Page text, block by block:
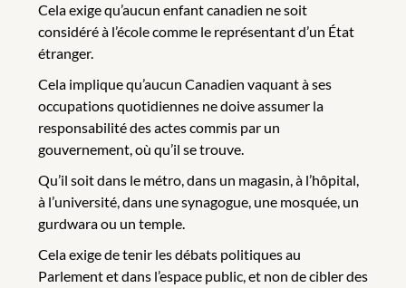
Cela exige qu’aucun enfant canadien ne soit
considéré à l’école comme le représentant d’un État
étranger.
Cela implique qu’aucun Canadien vaquant à ses
occupations quotidiennes ne doive assumer la
responsabilité des actes commis par un
gouvernement, où qu’il se trouve.
Qu’il soit dans le métro, dans un magasin, à l’hôpital,
à l’université, dans une synagogue, une mosquée, un
gurdwara ou un temple.
Cela exige de tenir les débats politiques au
Parlement et dans l’espace public, et non de cibler des